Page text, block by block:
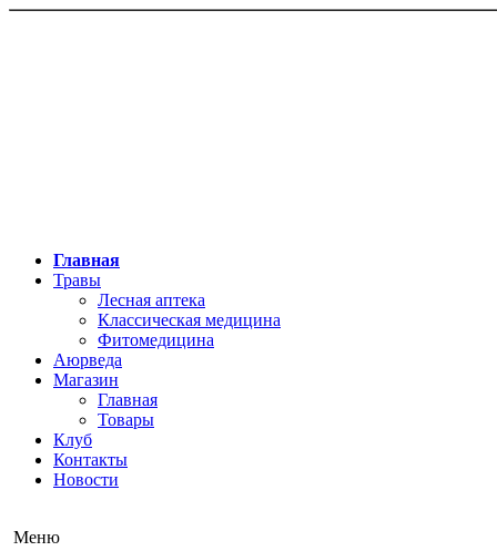
Главная
Травы
Лесная аптека
Классическая медицина
Фитомедицина
Аюрведа
Магазин
Главная
Товары
Клуб
Контакты
Новости
Меню